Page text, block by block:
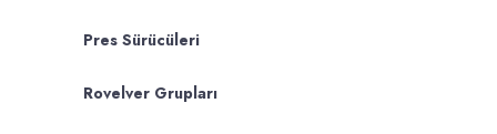
Pres Sürücüleri
Rovelver Grupları